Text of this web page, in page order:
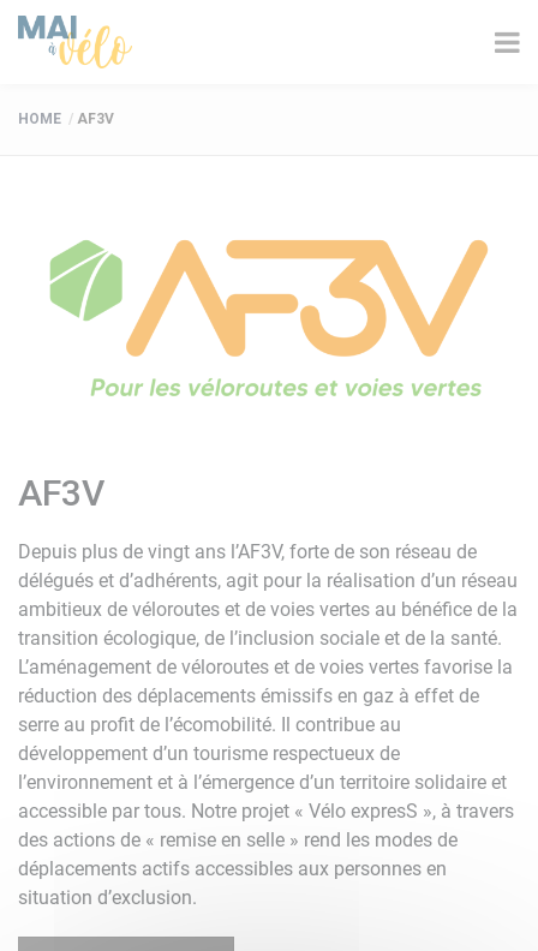
HOME AF3V
AF3V
Depuis plus de vingt ans l’AF3V, forte de son réseau de
délégués et d’adhérents, agit pour la réalisation d’un réseau
ambitieux de véloroutes et de voies vertes au bénéfice de la
transition écologique, de l’inclusion sociale et de la santé.
L’aménagement de véloroutes et de voies vertes favorise la
réduction des déplacements émissifs en gaz à effet de
serre au profit de l’écomobilité. Il contribue au
développement d’un tourisme respectueux de
l’environnement et à l’émergence d’un territoire solidaire et
accessible par tous. Notre projet « Vélo expresS », à travers
des actions de « remise en selle » rend les modes de
déplacements actifs accessibles aux personnes en
situation d’exclusion.